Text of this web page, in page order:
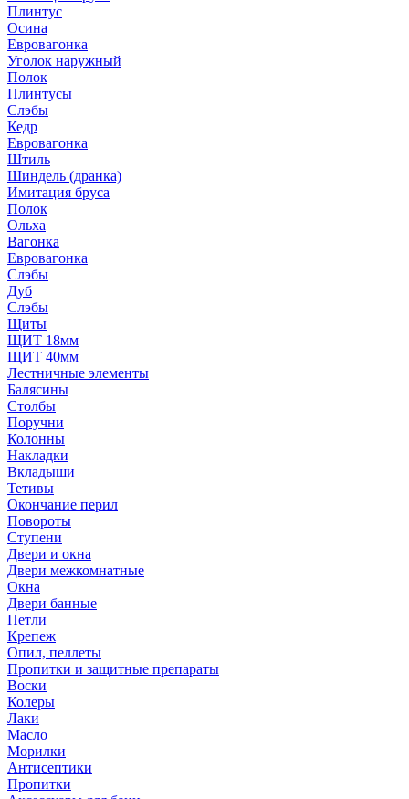
Плинтус
Осина
Евровагонка
Уголок наружный
Полок
Плинтусы
Слэбы
Кедр
Евровагонка
Штиль
Шиндель (дранка)
Имитация бруса
Полок
Ольха
Вагонка
Евровагонка
Слэбы
Дуб
Слэбы
Щиты
ЩИТ 18мм
ЩИТ 40мм
Лестничные элементы
Балясины
Столбы
Поручни
Колонны
Накладки
Вкладыши
Тетивы
Окончание перил
Повороты
Ступени
Двери и окна
Двери межкомнатные
Окна
Двери банные
Петли
Крепеж
Опил, пеллеты
Пропитки и защитные препараты
Воски
Колеры
Лаки
Масло
Морилки
Антисептики
Пропитки